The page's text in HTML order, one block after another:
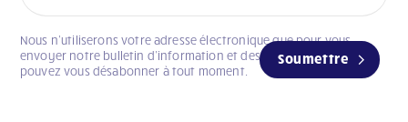
Soumettre
Nous n’utiliserons votre adresse électronique que pour vous
envoyer notre bulletin d’information et des mises à jour. Vous
pouvez vous désabonner à tout moment.